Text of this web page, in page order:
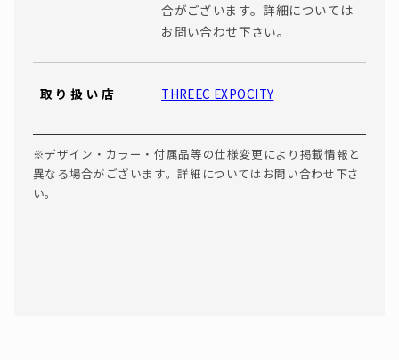
合がございます。詳細については
お問い合わせ下さい。
取り扱い店 THREEC EXPOCITY
※デザイン・カラー・付属品等の仕様変更により掲載情報と
異なる場合がございます。詳細についてはお問い合わせ下さ
い。